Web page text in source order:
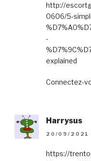
http://
0606/5-
-
explained
Connectez-
Harrysus
20/09/2021
https://